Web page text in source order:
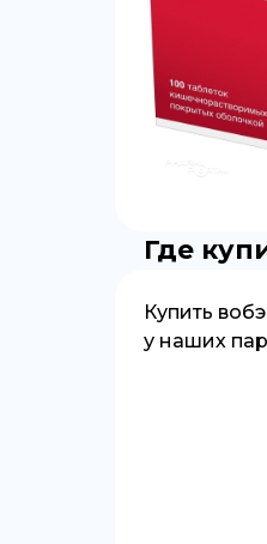
Где
Купить
у наших